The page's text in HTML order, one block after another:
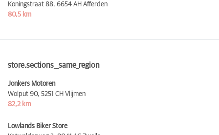
Koningstraat 88, 6654 AH Afferden
80,5 km
store.sections__same_region
Jonkers Motoren
Wolput 90, 5251 CH Vlijmen
82,2 km
Lowlands Biker Store